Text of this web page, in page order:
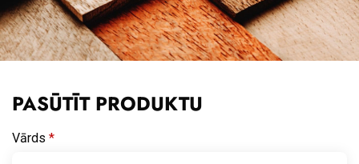
PASŪTĪT PRODUKTU
Vārds *